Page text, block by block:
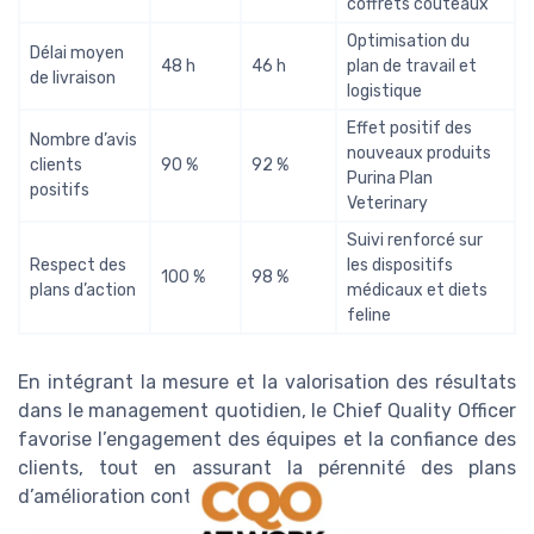
coffrets couteaux
Délai moyen
de livraison
48 h 46 h
Optimisation du
plan de travail et
logistique
Nombre d’avis
clients
positifs
90 % 92 %
Effet positif des
nouveaux produits
Purina Plan
Veterinary
Respect des
plans d’action
100 % 98 %
Suivi renforcé sur
les dispositifs
médicaux et diets
feline
En intégrant la mesure et la valorisation des résultats
dans le management quotidien, le Chief Quality Officer
favorise l’engagement des équipes et la confiance des
clients, tout en assurant la pérennité des plans
d’amélioration continue.